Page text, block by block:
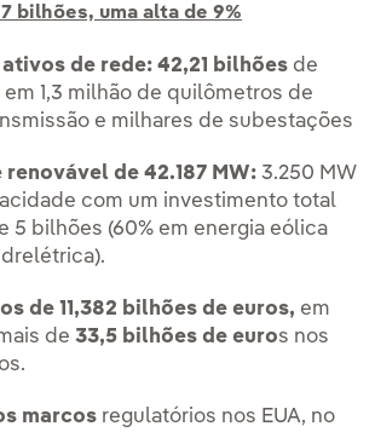
bilhões, uma alta de 9%
ativos de rede: 42,21 bilhões de
em 1,3 milhão de quilômetros de
e milhares de subestações
renovável de 42.187 MW: 3.250 MW
com um investimento total
5 bilhões (60% em energia eólica
de 11,382 bilhões de euros, em
de 33,5 bilhões de euros nos
marcos regulatórios nos EUA, no